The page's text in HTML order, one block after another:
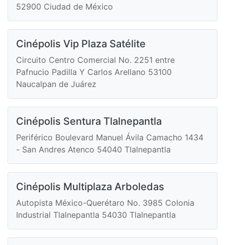
52900 Ciudad de México
Cinépolis Vip Plaza Satélite
Circuito Centro Comercial No. 2251 entre
Pafnucio Padilla Y Carlos Arellano 53100
Naucalpan de Juárez
Cinépolis Sentura Tlalnepantla
Periférico Boulevard Manuel Ávila Camacho 1434
- San Andres Atenco 54040 Tlalnepantla
Cinépolis Multiplaza Arboledas
Autopista México-Querétaro No. 3985 Colonia
Industrial Tlalnepantla 54030 Tlalnepantla